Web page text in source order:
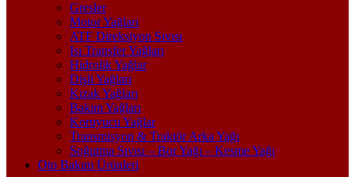
Gresler
Motor Yağları
ATF Direksiyon Sıvısı
Isı Transfer Yağları
Hidrolik Yağlar
Dişli Yağları
Kızak Yağları
Bakım Yağları
Koruyucu Yağlar
Transmisyon & Traktör Arka Yağı
Soğutma Sıvısı – Bor Yağı – Kesme Yağı
Oto Bakım Ürünleri